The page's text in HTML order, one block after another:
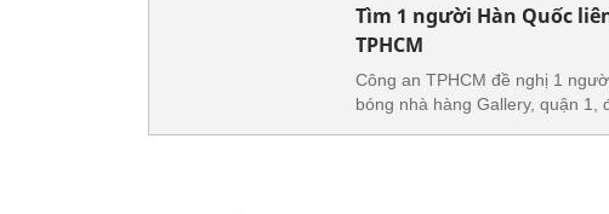
Tìm 1 người Hàn Quốc
TPHCM
Công an TPHCM đề nghị 1
bóng nhà hàng Gallery, quận 1,